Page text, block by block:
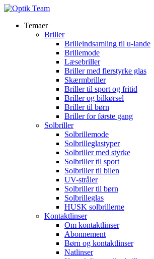
Temaer
Briller
Brilleindsamling til u-lande
Brillemode
Læsebriller
Briller med flerstyrke glas
Skærmbriller
Briller til sport og fritid
Briller og bilkørsel
Briller til børn
Briller for første gang
Solbriller
Solbrillemode
Solbrilleglastyper
Solbriller med styrke
Solbriller til sport
Solbriller til bilen
UV-stråler
Solbriller til børn
Solbrilleglas
HUSK solbrillerne
Kontaktlinser
Om kontaktlinser
Abonnement
Børn og kontaktlinser
Natlinser